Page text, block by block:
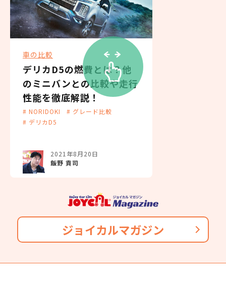
三菱自動車 デリカ D：5
総支払金額の差
320
194
月々の支払 143,000
3年（36回）・実質年率 5.0%
53,900
おクルマの乗換えは、多額の費用が発生するため、短
期でカンタンに乗換えるのが難しくなります。
で乗り続けている方は多いのではないでしょうか？
NORIDOKIの提案するカーライフは３年毎に新車に乗
り換え続けるというもの。3年毎に好きな新車を選んで
乗り換えられるし、故障・車検などの心配をする必要
がありません。また、6年乗るつもりで買ったのに、転
勤・妊娠・転職・ボーナスカットなど予想しない出来
事が発生しても短期契約で乗換えることができるの
1950kg
乗車定員
7名
純正タイヤサイズ
225/55R19
4N14
型式
車の比較
デリカD5の燃費とは？他
のミニバンとの比較や走行
性能を徹底解説！
# NORIDOKI
# グレード比較
# デリカD5
2021年8月20日
飯野 貢司
ジョイカルマガジン